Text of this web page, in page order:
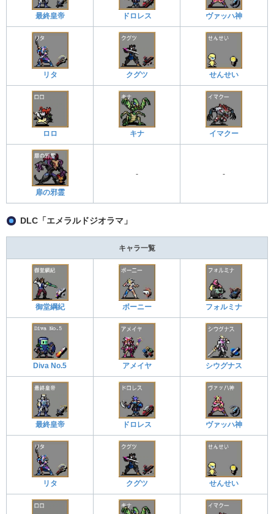
最終皇帝 ドロレス ヴァッハ神
リタ クグツ せんせい
ロロ キナ イマクー
扉の邪霊
- -
DLC「エメラルドジオラマ」
キャラ一覧
御堂綱紀 ボーニー フォルミナ
Diva No.5 アメイヤ シウグナス
最終皇帝 ドロレス ヴァッハ神
リタ クグツ せんせい